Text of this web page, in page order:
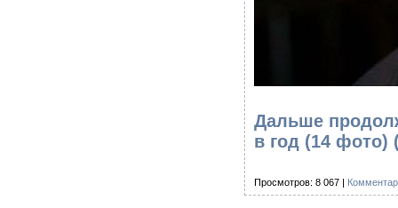
Дальше
в год (14 фото)
Просмотров: 8 067 |